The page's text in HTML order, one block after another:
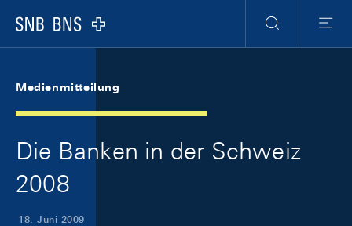
Logo
Suche
Menu
Medienmitteilung
Die Banken in der Schweiz
2008
18. Juni 2009